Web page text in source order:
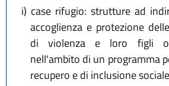
i) case rifugio: strutture ad
accoglienza e protezione
di violenza e loro figli
nell'ambito di un programma
recupero e di inclusione